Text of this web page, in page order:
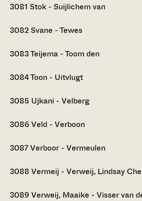
3081 Stok - Suijlichem van
3082Svane - Tewes
3083Teijema - Toom den
3084Toon - Uitvlugt
3085 Ujkani - Velberg
3086 Veld - Verboon
3087Verboor - Vermeulen
3088 Vermeij - Verweij, Lindsay
3089 Verweij, Maaike - Visser van